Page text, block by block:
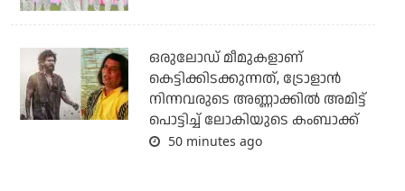
ഒരുലോഡ് മീമുകളാണ്
കെട്ടിക്കിടക്കുന്നത്, ട്രോളാന്‍
നിന്നവരുടെ അണ്ണാക്കില്‍ അമിട്ട്
പൊട്ടിച്ച് ലോകിയുടെ കംബാക്ക്
50 minutes ago